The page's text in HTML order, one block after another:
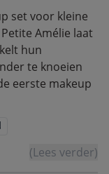
set voor kleine
Amélie laat
hun
te knoeien
eerste makeup
(Lees verder)